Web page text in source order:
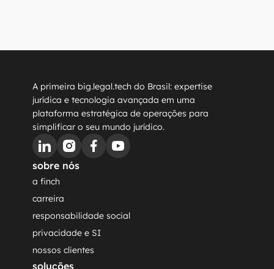
A primeira big.legal.tech do Brasil: expertise
jurídica e tecnologia avançada em uma
plataforma estratégica de operações para
simplificar o seu mundo jurídico.
sobre nós
a finch
carreira
responsabilidade social
privacidade e SI
nossos clientes
soluções